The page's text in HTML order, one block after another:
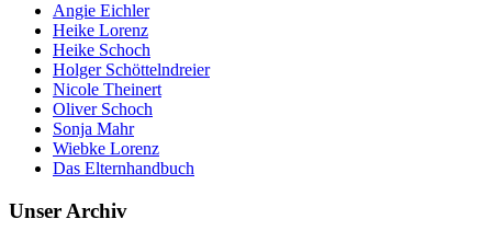
Angie Eichler
Heike Lorenz
Heike Schoch
Holger Schöttelndreier
Nicole Theinert
Oliver Schoch
Sonja Mahr
Wiebke Lorenz
Das Elternhandbuch
Unser Archiv